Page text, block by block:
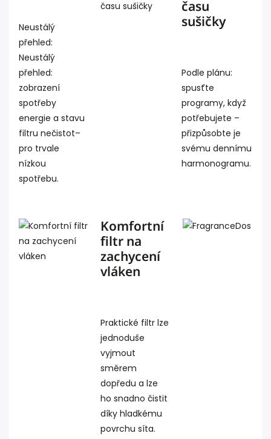
Neustálý
přehled:
Neustálý
přehled:
zobrazení
spotřeby
energie a stavu
filtru nečistot–
pro trvale
nízkou
spotřebu.
času
sušičky
Podle plánu:
spusťte
programy, když
potřebujete –
přizpůsobte je
svému dennímu
harmonogramu.
Komfortní
filtr na
zachycení
vláken
Praktické filtr lze
jednoduše
vyjmout
směrem
dopředu a lze
ho snadno čistit
díky hladkému
povrchu síta.